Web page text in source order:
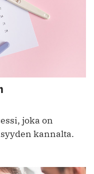
joka on
kannalta.